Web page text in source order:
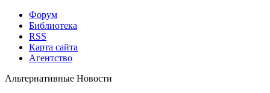
Форум
Библиотека
RSS
Карта сайта
Агентство
Альтернативные Новости